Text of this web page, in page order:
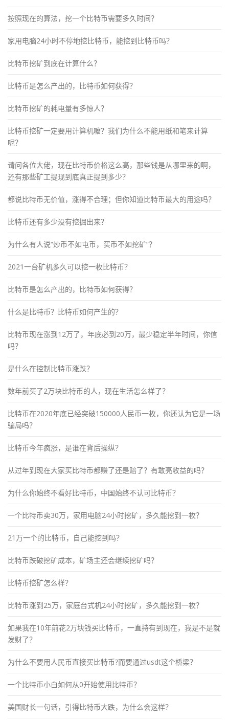
按照现在的算法，挖一个比特币需要多久时间？
家用电脑24小时不停地挖比特币，能挖到比特币吗？
比特币挖矿到底在计算什么？
比特币是怎么产出的，比特币如何获得？
比特币挖矿的耗电量有多惊人？
比特币挖矿一定要用计算机嚒？我们为什么不能用纸和笔来计算
呢？
请问各位大佬，现在比特币价格这么高，那些钱是从哪里来的啊，
还有那些矿工提现到底真正提到多少？
都说比特币无价值，涨得不合理；但你知道比特币最大的用途吗？
比特币还有多少没有挖掘出来？
为什么有人说“炒币不如屯币，买币不如挖矿”？
2021一台矿机多久可以挖一枚比特币？
比特币是怎么产出的，比特币如何获得？
什么是比特币？比特币如何产生的？
比特币现在涨到12万了，年底必到20万，最少稳定半年时间，你信
吗？
是什么在控制比特币涨跌？
数年前买了2万块比特币的人，现在生活怎么样了？
比特币在2020年底已经突破150000人民币一枚，你还认为它是一场
骗局吗？
比特币今年疯涨，是谁在背后操纵？
从过年到现在大家买比特币都赚了还是赔了？有敢亮收益的吗？
为什么你始终不看好比特币，中国始终不认可比特币？
一个比特币卖30万，家用电脑24小时挖矿，多久能挖到一枚？
21万一个的比特币，自己能挖到吗？
比特币跌破挖矿成本，矿场主还会继续挖矿吗？
比特币挖矿怎么样？
比特币涨到25万，家庭台式机24小时挖矿，多久能挖到一枚？
如果我在10年前花2万块钱买比特币，一直持有到现在，我是不是就
发财了？
为什么不要用人民币直接买比特币?而要通过usdt这个桥梁？
一个比特币小白如何从0开始使用比特币？
美国财长一句话，引得比特币大跌，为什么会这样？